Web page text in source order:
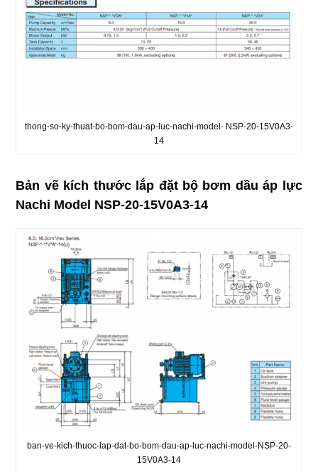
thong-so-ky-thuat-bo-bom-dau-ap-luc-nachi-model- NSP-20-15V0A3-
14
Bản vẽ kích thước lắp đặt bộ bơm dầu áp lực
Nachi Model NSP-20-15V0A3-14
ban-ve-kich-thuoc-lap-dat-bo-bom-dau-ap-luc-nachi-model-NSP-20-
15V0A3-14